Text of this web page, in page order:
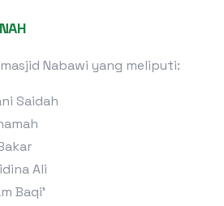
Nabawi yang meliputi:
Saidah
Ali
Baqi’